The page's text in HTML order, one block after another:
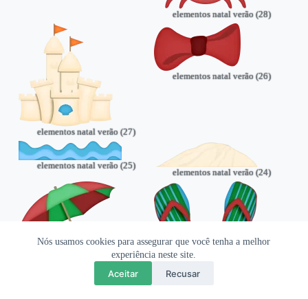
Nós usamos cookies para assegurar que você tenha a melhor
experiência neste site.
Aceitar Recusar
elementos natal verão (28)
elementos natal verão (27)
elementos natal verão (26)
elementos natal verão (25)
elementos natal verão (24)